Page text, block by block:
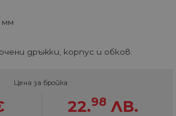
мм
дръжки, корпус и обков.
Цена за бройка :
22.98 ЛВ.